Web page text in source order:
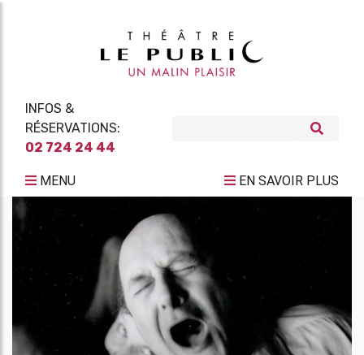
INFOS &
RÉSERVATIONS:
02 724 24 44
MENU EN SAVOIR PLUS